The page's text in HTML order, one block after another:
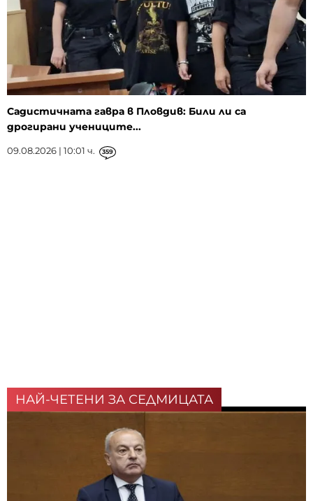
Садистичната гавра в Пловдив: Били ли са
дрогирани учениците...
09.08.2026 | 10:01 ч. 359
НАЙ-ЧЕТЕНИ ЗА СЕДМИЦАТА